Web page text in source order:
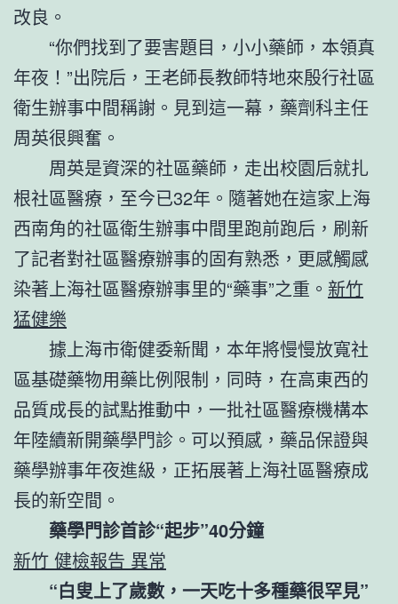
改良。
“你們找到了要害題目，小小藥師，本領真
年夜！”出院后，王老師長教師特地來殷行社區
衛生辦事中間稱謝。見到這一幕，藥劑科主任
周英很興奮。
周英是資深的社區藥師，走出校園后就扎
根社區醫療，至今已32年。隨著她在這家上海
西南角的社區衛生辦事中間里跑前跑后，刷新
了記者對社區醫療辦事的固有熟悉，更感觸感
染著上海社區醫療辦事里的“藥事”之重。 新竹
猛健樂
據上海市衛健委新聞，本年將慢慢放寬社
區基礎藥物用藥比例限制，同時，在高東西的
品質成長的試點推動中，一批社區醫療機構本
年陸續新開藥學門診。可以預感，藥品保證與
藥學辦事年夜進級，正拓展著上海社區醫療成
長的新空間。
藥學門診首診“起步”40分鐘
新竹 健檢報告 異常
“白叟上了歲數，一天吃十多種藥很罕見”